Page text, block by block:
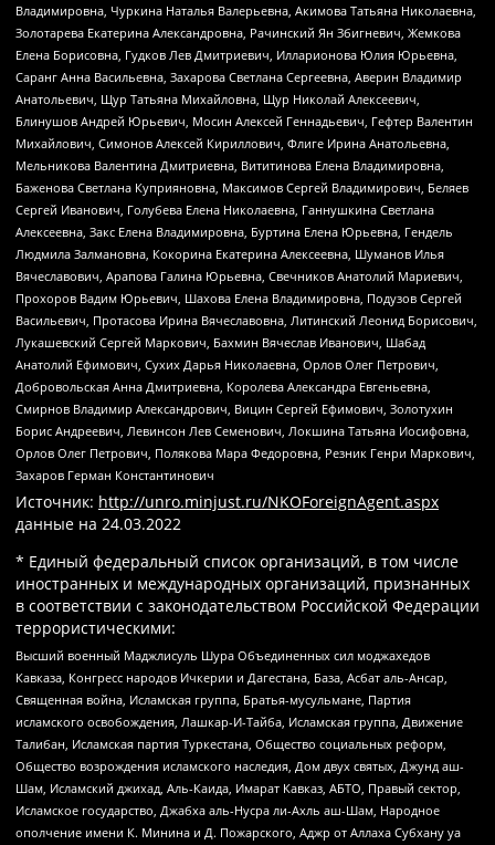
Владимировна, Чуркина Наталья Валерьевна, Акимова Татьяна Николаевна,
Золотарева Екатерина Александровна, Рачинский Ян Збигневич, Жемкова
Елена Борисовна, Гудков Лев Дмитриевич, Илларионова Юлия Юрьевна,
Саранг Анна Васильевна, Захарова Светлана Сергеевна, Аверин Владимир
Анатольевич, Щур Татьяна Михайловна, Щур Николай Алексеевич,
Блинушов Андрей Юрьевич, Мосин Алексей Геннадьевич, Гефтер Валентин
Михайлович, Симонов Алексей Кириллович, Флиге Ирина Анатольевна,
Мельникова Валентина Дмитриевна, Вититинова Елена Владимировна,
Баженова Светлана Куприяновна, Максимов Сергей Владимирович, Беляев
Сергей Иванович, Голубева Елена Николаевна, Ганнушкина Светлана
Алексеевна, Закс Елена Владимировна, Буртина Елена Юрьевна, Гендель
Людмила Залмановна, Кокорина Екатерина Алексеевна, Шуманов Илья
Вячеславович, Арапова Галина Юрьевна, Свечников Анатолий Мариевич,
Прохоров Вадим Юрьевич, Шахова Елена Владимировна, Подузов Сергей
Васильевич, Протасова Ирина Вячеславовна, Литинский Леонид Борисович,
Лукашевский Сергей Маркович, Бахмин Вячеслав Иванович, Шабад
Анатолий Ефимович, Сухих Дарья Николаевна, Орлов Олег Петрович,
Добровольская Анна Дмитриевна, Королева Александра Евгеньевна,
Смирнов Владимир Александрович, Вицин Сергей Ефимович, Золотухин
Борис Андреевич, Левинсон Лев Семенович, Локшина Татьяна Иосифовна,
Орлов Олег Петрович, Полякова Мара Федоровна, Резник Генри Маркович,
Захаров Герман Константинович
Источник: http://unro.minjust.ru/NKOForeignAgent.aspx
данные на 24.03.2022
* Единый федеральный список организаций, в том числе
иностранных и международных организаций, признанных
в соответствии с законодательством Российской Федерации
террористическими:
Высший военный Маджлисуль Шура Объединенных сил моджахедов
Кавказа, Конгресс народов Ичкерии и Дагестана, База, Асбат аль-Ансар,
Священная война, Исламская группа, Братья-мусульмане, Партия
исламского освобождения, Лашкар-И-Тайба, Исламская группа, Движение
Талибан, Исламская партия Туркестана, Общество социальных реформ,
Общество возрождения исламского наследия, Дом двух святых, Джунд аш-
Шам, Исламский джихад, Аль-Каида, Имарат Кавказ, АБТО, Правый сектор,
Исламское государство, Джабха аль-Нусра ли-Ахль аш-Шам, Народное
ополчение имени К. Минина и Д. Пожарского, Аджр от Аллаха Субхану уа